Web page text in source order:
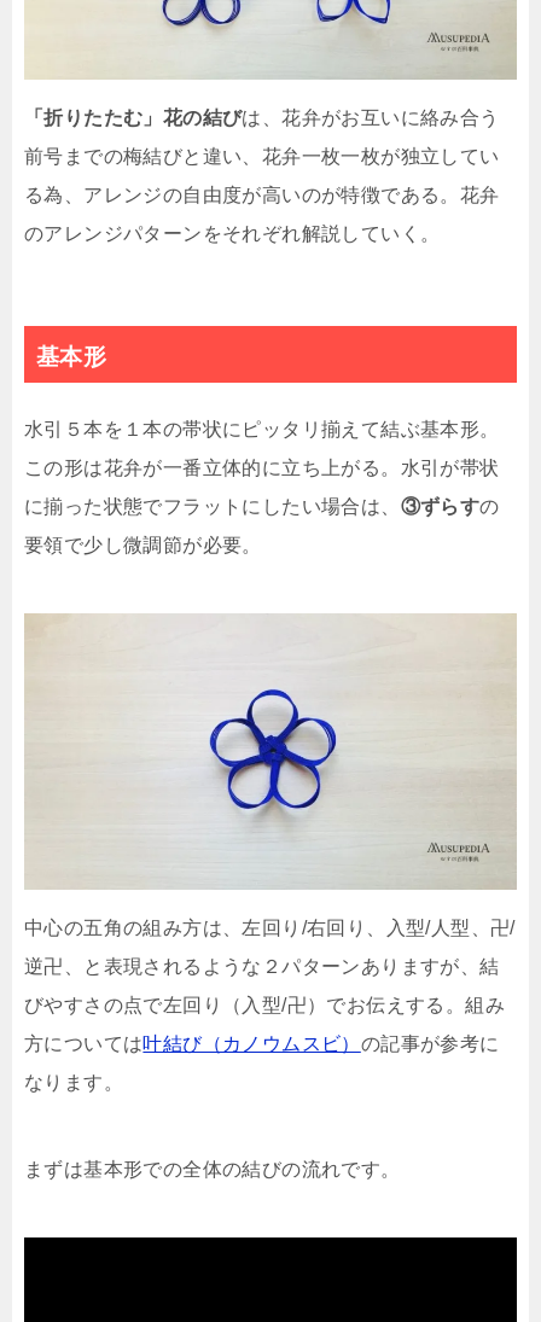
「折りたたむ」花の結びは、花弁がお互いに絡み合う
前号までの梅結びと違い、花弁一枚一枚が独立してい
る為、アレンジの自由度が高いのが特徴である。花弁
のアレンジパターンをそれぞれ解説していく。
基本形
水引５本を１本の帯状にピッタリ揃えて結ぶ基本形。
この形は花弁が一番立体的に立ち上がる。水引が帯状
に揃った状態でフラットにしたい場合は、 ③ずらすの
要領で少し微調節が必要。
中心の五角の組み方は、左回り/右回り、入型/人型、卍/
逆卍、と表現されるような２パターンありますが、結
びやすさの点で左回り（入型/卍）でお伝えする。組み
方については叶結び（カノウムスビ） の記事が参考に
なります。
まずは基本形での全体の結びの流れです。